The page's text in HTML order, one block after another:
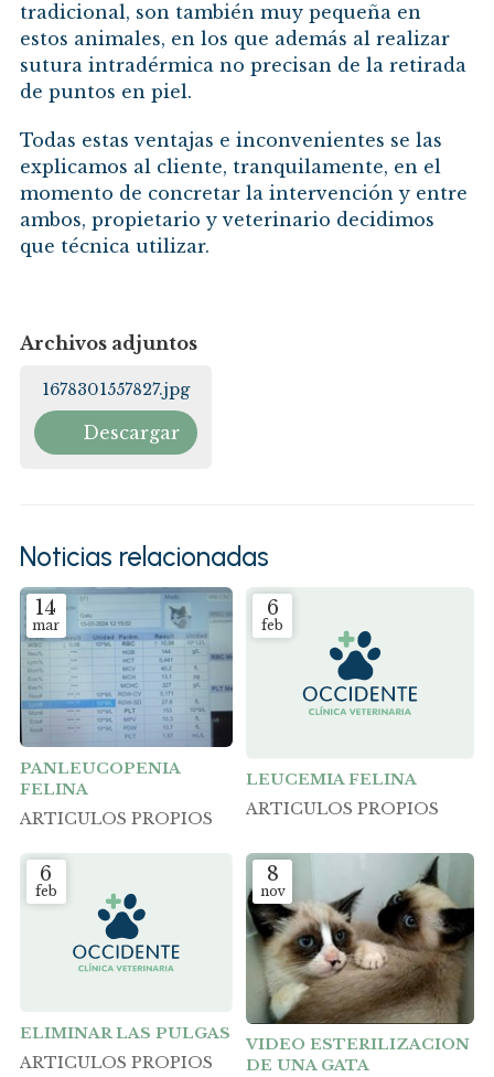
tradicional, son también muy pequeña en
estos animales, en los que además al realizar
sutura intradérmica no precisan de la retirada
de puntos en piel.
Todas estas ventajas e inconvenientes se las
explicamos al cliente, tranquilamente, en el
momento de concretar la intervención y entre
ambos, propietario y veterinario decidimos
que técnica utilizar.
Archivos adjuntos
1678301557827.jpg
Descargar
Noticias relacionadas
14
mar
PANLEUCOPENIA
FELINA
ARTICULOS PROPIOS
6
feb
LEUCEMIA FELINA
ARTICULOS PROPIOS
6
feb
ELIMINAR LAS PULGAS
ARTICULOS PROPIOS
8
nov
VIDEO ESTERILIZACION
DE UNA GATA